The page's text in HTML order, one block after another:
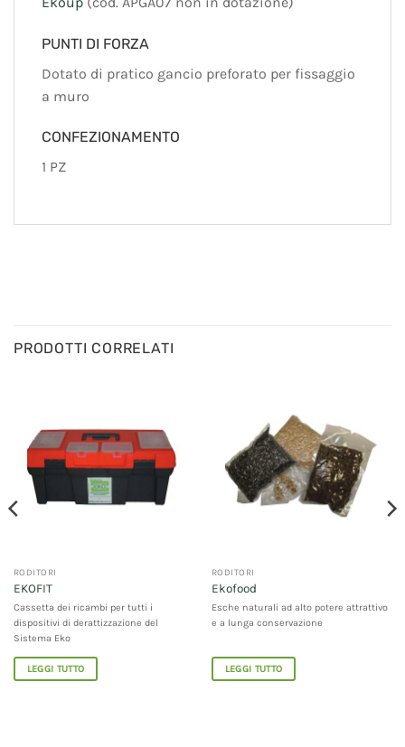
PUNTI DI FORZA
Dotato di pratico gancio preforato per fissaggio
a muro
CONFEZIONAMENTO
1 PZ
PRODOTTI CORRELATI
RODITORI
EKOFIT
Cassetta dei ricambi per tutti i
dispositivi di derattizzazione del
Sistema Eko
LEGGI TUTTO
RODITORI
Ekofood
Esche naturali ad alto potere attrattivo
e a lunga conservazione
LEGGI TUTTO